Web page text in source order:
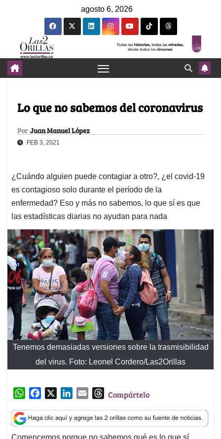
agosto 6, 2026
Lo que no sabemos del coronavirus
Por Juan Manuel López
FEB 3, 2021
¿Cuándo alguien puede contagiar a otro?, ¿el covid-19
es contagioso solo durante el período de la
enfermedad? Eso y más no sabemos, lo que sí es que
las estadísticas diarias no ayudan para nada
Tenemos demasiadas versiones sobre la trasmisibilidad
del virus. Foto: Leonel Cordero/Las2Orillas
W
a
t
c
e
n
k
a
i
T
r
e
Compártelo